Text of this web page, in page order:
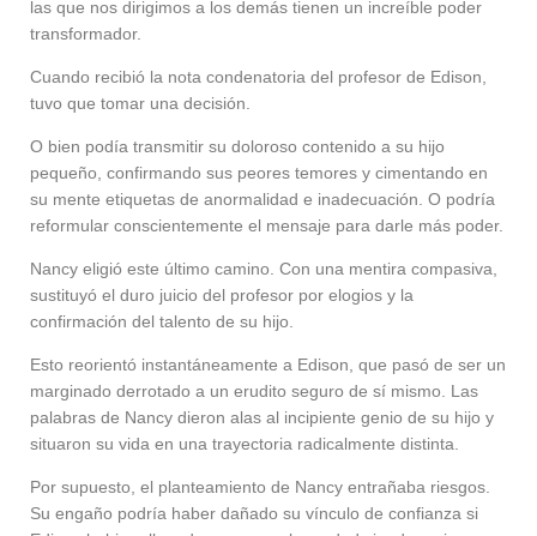
las que nos dirigimos a los demás tienen un increíble poder
transformador.
Cuando recibió la nota condenatoria del profesor de Edison,
tuvo que tomar una decisión.
O bien podía transmitir su doloroso contenido a su hijo
pequeño, confirmando sus peores temores y cimentando en
su mente etiquetas de anormalidad e inadecuación. O podría
reformular conscientemente el mensaje para darle más poder.
Nancy eligió este último camino. Con una mentira compasiva,
sustituyó el duro juicio del profesor por elogios y la
confirmación del talento de su hijo.
Esto reorientó instantáneamente a Edison, que pasó de ser un
marginado derrotado a un erudito seguro de sí mismo. Las
palabras de Nancy dieron alas al incipiente genio de su hijo y
situaron su vida en una trayectoria radicalmente distinta.
Por supuesto, el planteamiento de Nancy entrañaba riesgos.
Su engaño podría haber dañado su vínculo de confianza si